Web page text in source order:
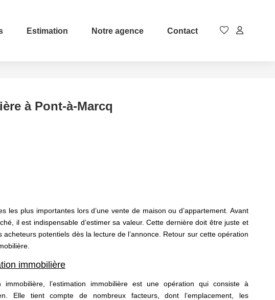
Estimation Notre agence Contact
à Pont-à-Marcq
les plus importantes lors d’une vente de maison ou d’appartement. Avant
il est indispensable d’estimer sa valeur. Cette dernière doit être juste et
acheteurs potentiels dès la lecture de l’annonce. Retour sur cette opération
immobilière
immobilière, l’estimation immobilière est une opération qui consiste à
Elle tient compte de nombreux facteurs, dont l’emplacement, les